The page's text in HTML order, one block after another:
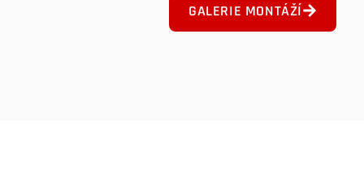
GALERIE MONTÁŽÍ